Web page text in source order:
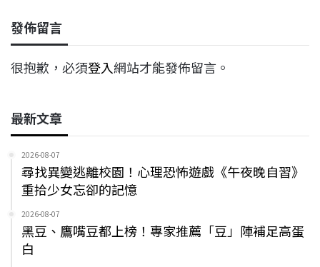
發佈留言
很抱歉，必須登入網站才能發佈留言。
最新文章
2026-08-07
尋找異變逃離校園！心理恐怖遊戲《午夜晚自習》
重拾少女忘卻的記憶
2026-08-07
黑豆、鷹嘴豆都上榜！專家推薦「豆」陣補足高蛋
白